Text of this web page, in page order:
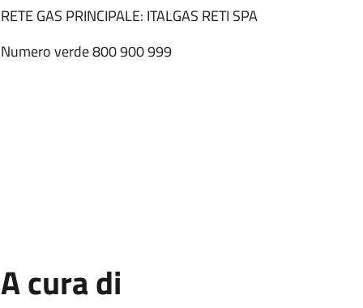
RETE GAS PRINCIPALE: ITALGAS RETI SPA
Numero verde 800 900 999
A cura di